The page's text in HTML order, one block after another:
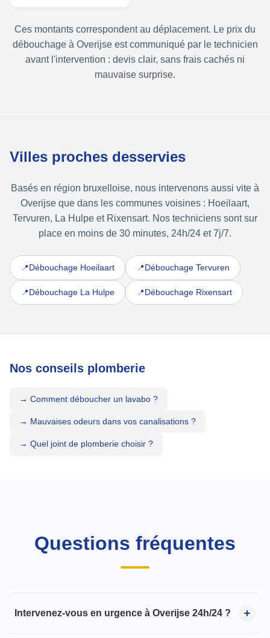
Ces montants correspondent au déplacement. Le prix du
débouchage à Overijse est communiqué par le technicien
avant l'intervention : devis clair, sans frais cachés ni
mauvaise surprise.
Villes proches desservies
Basés en région bruxelloise, nous intervenons aussi vite à
Overijse que dans les communes voisines : Hoeilaart,
Tervuren, La Hulpe et Rixensart. Nos techniciens sont sur
place en moins de 30 minutes, 24h/24 et 7j/7.
📍Débouchage Hoeilaart 📍Débouchage Tervuren
📍Débouchage La Hulpe 📍Débouchage Rixensart
Nos conseils plomberie
→ Comment déboucher un lavabo ?
→ Mauvaises odeurs dans vos canalisations ?
→ Quel joint de plomberie choisir ?
Questions fréquentes
Intervenez-vous en urgence à Overijse 24h/24 ?